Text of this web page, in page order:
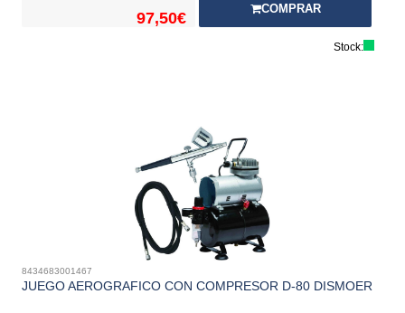
97,50€
COMPRAR
Stock:
8434683001467
JUEGO AEROGRAFICO CON COMPRESOR D-80 DISMOER